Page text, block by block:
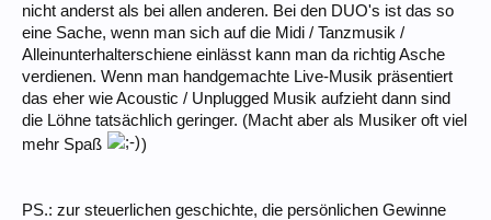
nicht anderst als bei allen anderen. Bei den DUO's ist das so
eine Sache, wenn man sich auf die Midi / Tanzmusik /
Alleinunterhalterschiene einlässt kann man da richtig Asche
verdienen. Wenn man handgemachte Live-Musik präsentiert
das eher wie Acoustic / Unplugged Musik aufzieht dann sind
die Löhne tatsächlich geringer. (Macht aber als Musiker oft viel
mehr Spaß
)
PS.: zur steuerlichen geschichte, die persönlichen Gewinne